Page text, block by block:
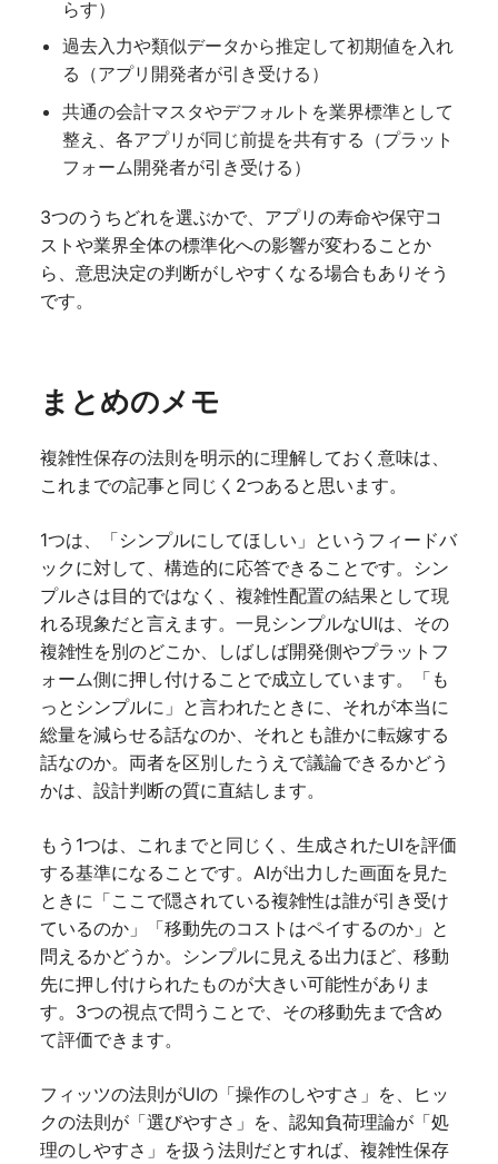
らす）
過去入力や類似データから推定して初期値を入れ
る（アプリ開発者が引き受ける）
共通の会計マスタやデフォルトを業界標準として
整え、各アプリが同じ前提を共有する（プラット
フォーム開発者が引き受ける）
3つのうちどれを選ぶかで、アプリの寿命や保守コ
ストや業界全体の標準化への影響が変わることか
ら、意思決定の判断がしやすくなる場合もありそう
です。
まとめのメモ
複雑性保存の法則を明示的に理解しておく意味は、
これまでの記事と同じく2つあると思います。
1つは、「シンプルにしてほしい」というフィードバ
ックに対して、構造的に応答できることです。シン
プルさは目的ではなく、複雑性配置の結果として現
れる現象だと言えます。一見シンプルなUIは、その
複雑性を別のどこか、しばしば開発側やプラットフ
ォーム側に押し付けることで成立しています。「も
っとシンプルに」と言われたときに、それが本当に
総量を減らせる話なのか、それとも誰かに転嫁する
話なのか。両者を区別したうえで議論できるかどう
かは、設計判断の質に直結します。
もう1つは、これまでと同じく、生成されたUIを評価
する基準になることです。AIが出力した画面を見た
ときに「ここで隠されている複雑性は誰が引き受け
ているのか」「移動先のコストはペイするのか」と
問えるかどうか。シンプルに見える出力ほど、移動
先に押し付けられたものが大きい可能性がありま
す。3つの視点で問うことで、その移動先まで含め
て評価できます。
フィッツの法則がUIの「操作のしやすさ」を、ヒッ
クの法則が「選びやすさ」を、認知負荷理論が「処
理のしやすさ」を扱う法則だとすれば、複雑性保存